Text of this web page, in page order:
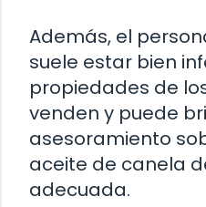
Además, el
suele estar bien
propiedades de
venden y puede
asesoramiento
aceite de canela
adecuada.